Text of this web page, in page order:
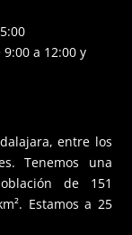
9:00 a 12:00 y
entre los
Tenemos una
de 151
Estamos a 25